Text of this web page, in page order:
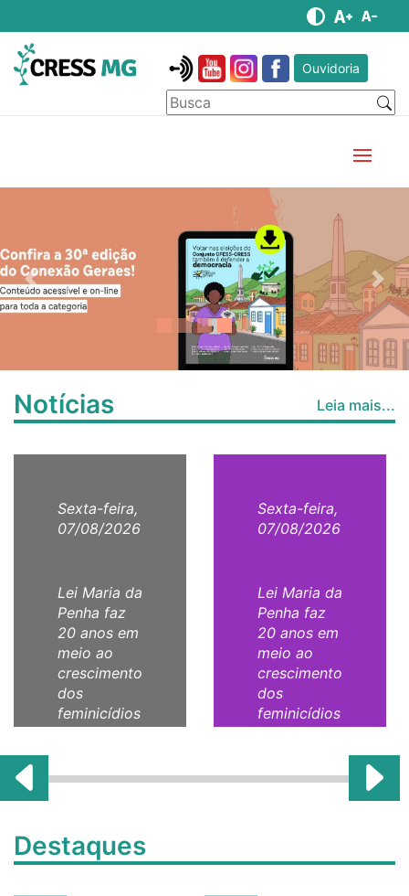
Ouvidoria
Anterior
Notícias Leia mais...
Sexta-feira,
07/08/2026
Lei Maria da
Penha faz
20 anos em
meio ao
crescimento
dos
feminicídios
Sexta-feira,
07/08/2026
Lei Maria da
Penha faz
20 anos em
meio ao
crescimento
dos
feminicídios
Destaques